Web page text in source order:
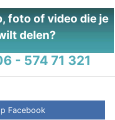
foto of video die je
delen?
- 574 71 321
Facebook